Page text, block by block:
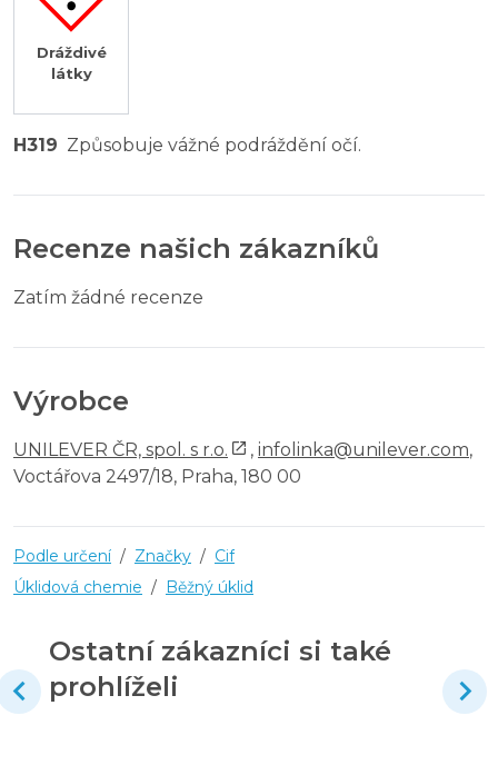
Dráždivé
látky
H319 Způsobuje vážné podráždění očí.
Recenze našich zákazníků
Zatím žádné recenze
Výrobce
UNILEVER ČR, spol. s r.o. , infolinka@unilever.com,
Voctářova 2497/18, Praha, 180 00
Podle určení / Značky / Cif
Úklidová chemie / Běžný úklid
Ostatní zákazníci si také
prohlíželi